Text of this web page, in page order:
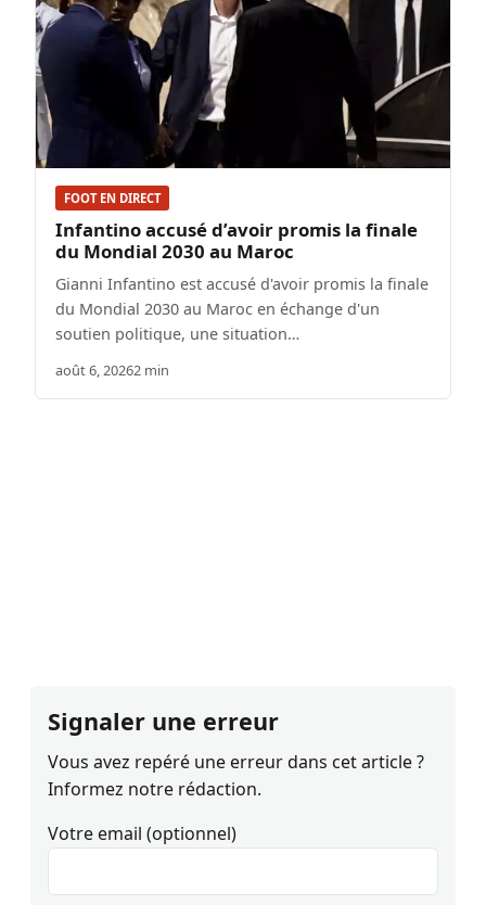
FOOT EN DIRECT
Infantino accusé d’avoir promis la finale
du Mondial 2030 au Maroc
Gianni Infantino est accusé d'avoir promis la finale
du Mondial 2030 au Maroc en échange d'un
soutien politique, une situation…
août 6, 20262 min
Signaler une erreur
Vous avez repéré une erreur dans cet article ?
Informez notre rédaction.
Votre email (optionnel)